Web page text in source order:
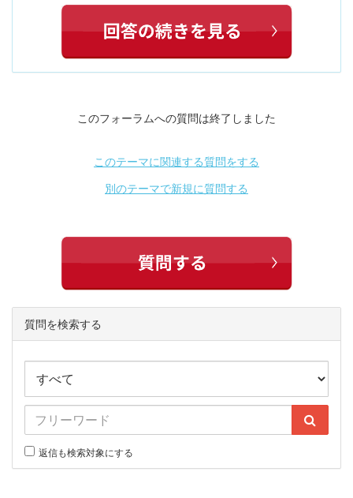
このフォーラムへの質問は終了しました
このテーマに関連する質問をする
別のテーマで新規に質問する
質問を検索する
返信も検索対象にする